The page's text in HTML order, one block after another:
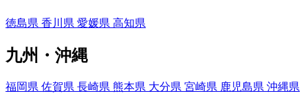
徳島県 香川県 愛媛県 高知県
九州・沖縄
福岡県 佐賀県 長崎県 熊本県 大分県 宮崎県 鹿児島県 沖縄県